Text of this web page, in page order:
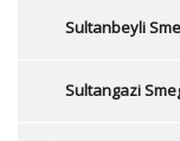
Sultanbeyli
Sultangazi